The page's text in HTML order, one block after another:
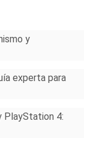
y
experta para
PlayStation 4: